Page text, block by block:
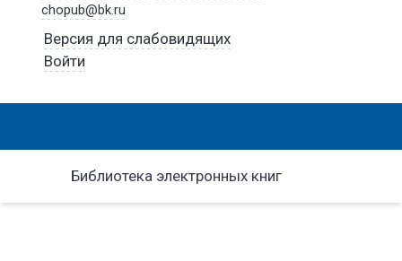
chopub@bk.ru
Версия для слабовидящих
Войти
Библиотека электронных книг